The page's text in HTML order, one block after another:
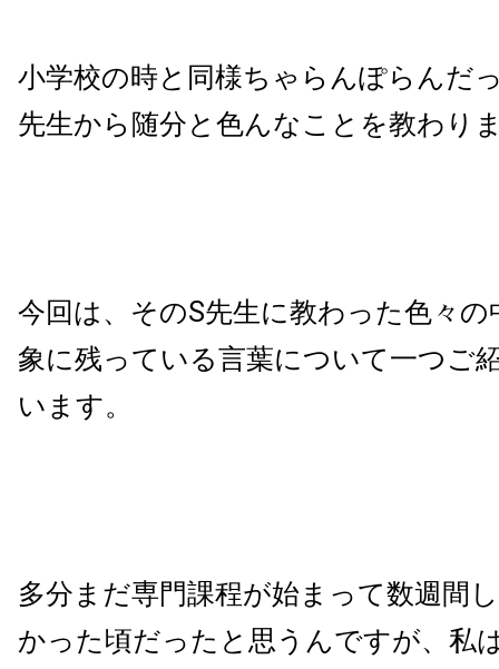
小学校の時と同様ちゃらんぽらんだ
先生から随分と色んなことを教わり
今回は、そのS先生に教わった色々
象に残っている言葉について一つご
います。
多分まだ専門課程が始まって数週間
かった頃だったと思うんですが、私